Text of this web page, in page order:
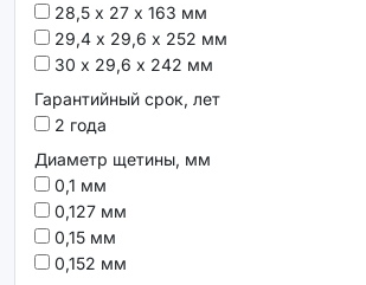
28,5 х 27 х 163 мм
29,4 х 29,6 х 252 мм
30 х 29,6 х 242 мм
Гарантийный срок, лет
2 года
Диаметр щетины, мм
0,1 мм
0,127 мм
0,15 мм
0,152 мм